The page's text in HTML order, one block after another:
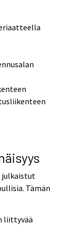
julkaistut
Tämän
liittyvää